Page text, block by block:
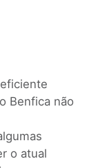
Benfica não
o atual